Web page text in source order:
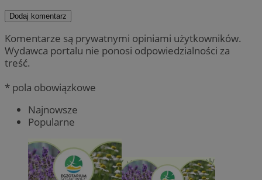
Dodaj komentarz
Komentarze są prywatnymi opiniami użytkowników.
Wydawca portalu nie ponosi odpowiedzialności za
treść.
* pola obowiązkowe
Najnowsze
Popularne